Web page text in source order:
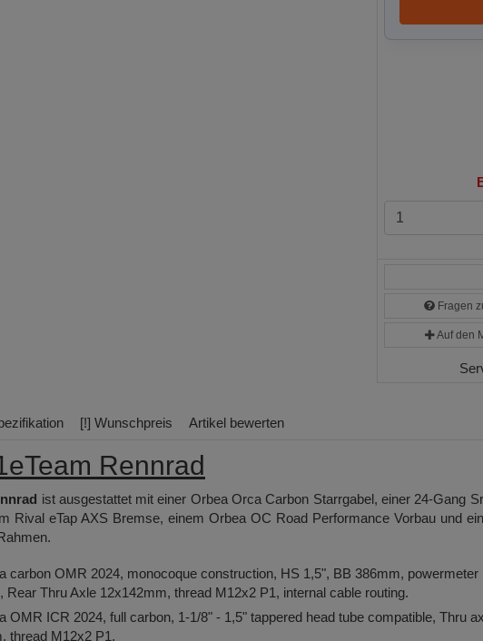
Fragen
Auf den
[!] Wunschpreis Artikel bewerten
Rennrad
ist ausgestattet mit einer Orbea Orca Carbon Starrgabel, einer 24-Gang
Rival eTap AXS Bremse, einem Orbea OC Road Performance Vorbau und
carbon OMR 2024, monocoque construction, HS 1,5", BB 386mm, powermeter
Rear Thru Axle 12x142mm, thread M12x2 P1, internal cable routing.
OMR ICR 2024, full carbon, 1-1/8" - 1,5" tappered head tube compatible, Thru
thread M12x2 P1.